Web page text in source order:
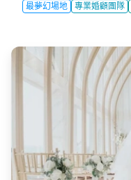
最夢幻場地 專業婚顧團隊